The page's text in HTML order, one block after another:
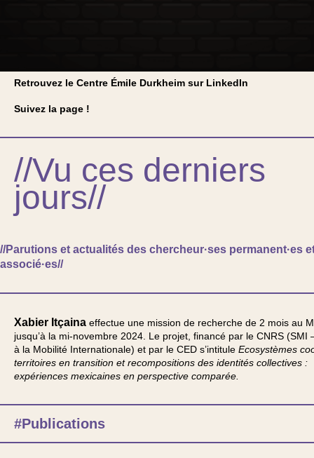
Retrouvez le Centre Émile Durkheim sur LinkedIn
Suivez la page !
//Vu ces derniers
jours//
//Parutions et actualités des chercheur·ses permanent·es
associé·es//
Xabier Itçaina effectue une mission de recherche de 2 mois au
jusqu’à la mi-novembre 2024. Le projet, financé par le CNRS (SMI
à la Mobilité Internationale) et par le CED s’intitule Ecosystèmes
territoires en transition et recompositions des identités collectives :
expériences mexicaines en perspective comparée.
#Publications